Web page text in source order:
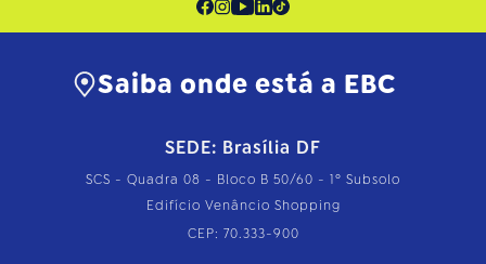
Saiba onde está a EBC
SEDE: Brasília DF
SCS - Quadra 08 - Bloco B 50/60 - 1º Subsolo
Edifício Venâncio Shopping
CEP: 70.333-900